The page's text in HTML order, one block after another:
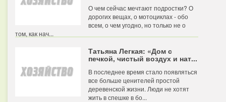
О чем сейчас мечтают подростки? О
дорогих вещах, о мотоциклах - обо
всем, о чем угодно, но только не о
том, как нач...
Татьяна Легкая: «Дом с
печкой, чистый воздух и нат...
В последнее время стало появляться
все больше ценителей простой
деревенской жизни. Люди не хотят
жить в спешке в бо...